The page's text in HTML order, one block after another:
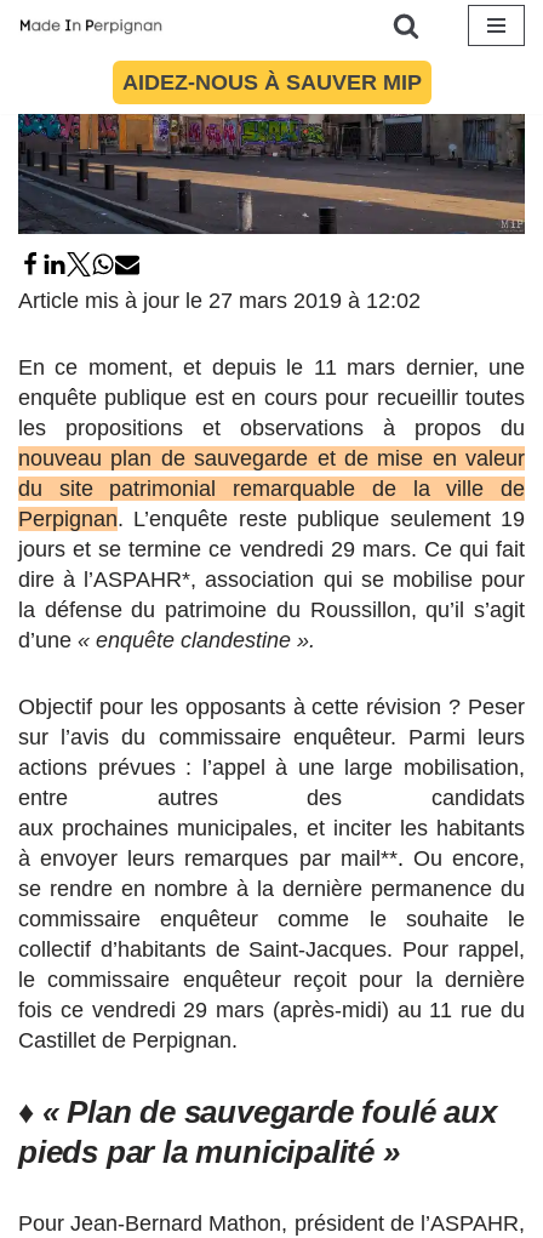
contenu
AIDEZ-NOUS À SAUVER MIP
Article mis à jour le 27 mars 2019 à 12:02
En ce moment, et depuis le 11 mars dernier, une
enquête publique est en cours pour recueillir toutes
les propositions et observations à propos du
nouveau plan de sauvegarde et de mise en valeur
du site patrimonial remarquable de la ville de
Perpignan. L’enquête reste publique seulement 19
jours et se termine ce vendredi 29 mars. Ce qui fait
dire à l’ASPAHR*, association qui se mobilise pour
la défense du patrimoine du Roussillon, qu’il s’agit
d’une « enquête clandestine ».
Objectif pour les opposants à cette révision ? Peser
sur l’avis du commissaire enquêteur. Parmi leurs
actions prévues : l’appel à une large mobilisation,
entre autres des candidats
aux prochaines municipales, et inciter les habitants
à envoyer leurs remarques par mail**. Ou encore,
se rendre en nombre à la dernière permanence du
commissaire enquêteur comme le souhaite le
collectif d’habitants de Saint-Jacques. Pour rappel,
le commissaire enquêteur reçoit pour la dernière
fois ce vendredi 29 mars (après-midi) au 11 rue du
Castillet de Perpignan.
♦« Plan de sauvegarde foulé aux
pieds par la municipalité »
Pour Jean-Bernard Mathon, président de l’ASPAHR,